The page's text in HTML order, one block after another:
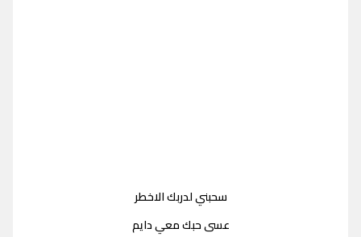
سحبني لدربك الاخطر
عسى حبك معي دايم